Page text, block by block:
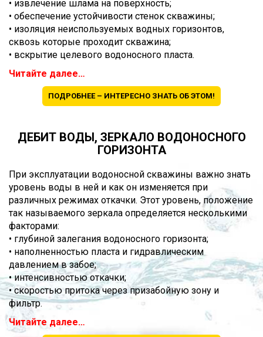
• извлечение шлама на поверхность;
• обеспечение устойчивости стенок скважины;
• изоляция неиспользуемых водных горизонтов,
сквозь которые проходит скважина;
• вскрытие целевого водоносного пласта.
Читайте далее…
ПОДРОБНЕЕ – ИНТЕРЕСНО ЗНАТЬ ОБ ЭТОМ!
ДЕБИТ ВОДЫ, ЗЕРКАЛО ВОДОНОСНОГО
ГОРИЗОНТА
При эксплуатации водоносной скважины важно знать
уровень воды в ней и как он изменяется при
различных режимах откачки. Этот уровень, положение
так называемого зеркала определяется несколькими
факторами:
• глубиной залегания водоносного горизонта;
• наполненностью пласта и гидравлическим
давлением в забое;
• интенсивностью откачки;
• скоростью притока через призабойную зону и
фильтр.
Читайте далее…